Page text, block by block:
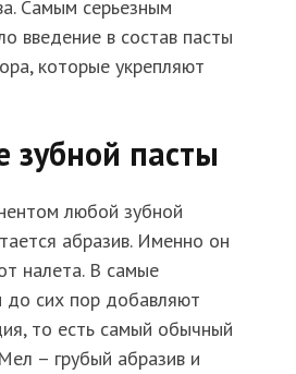
Самым серьезным
введение в состав пасты
которые укрепляют
зубной пасты
любой зубной
абразив. Именно он
налета. В самые
сих пор добавляют
то есть самый обычный
– грубый абразив и